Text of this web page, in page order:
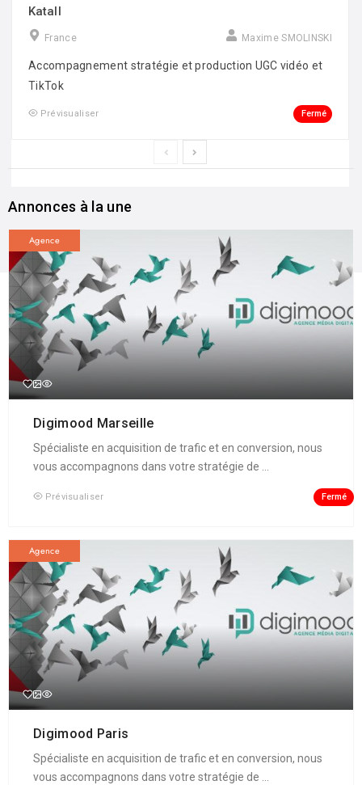
Katall
France Maxime SMOLINSKI
Accompagnement stratégie et production UGC vidéo et
TikTok
Prévisualiser Fermé
Annonces à la une
Agence
Digimood Marseille
Spécialiste en acquisition de trafic et en conversion, nous
vous accompagnons dans votre stratégie de ...
Prévisualiser Fermé
Agence
Digimood Paris
Spécialiste en acquisition de trafic et en conversion, nous
vous accompagnons dans votre stratégie de ...